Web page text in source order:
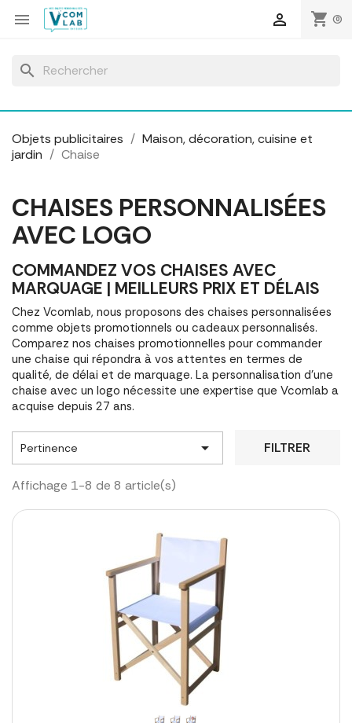
 shopping_cart (0)

search
Objets publicitaires
Maison, décoration, cuisine et
jardin
Chaise
CHAISES PERSONNALISÉES
AVEC LOGO
COMMANDEZ VOS CHAISES AVEC
MARQUAGE | MEILLEURS PRIX ET DÉLAIS
Chez Vcomlab, nous proposons des chaises personnalisées
comme objets promotionnels ou cadeaux personnalisés.
Comparez nos chaises promotionnelles pour commander
une chaise qui répondra à vos attentes en termes de
qualité, de délai et de marquage. La personnalisation d'une
chaise avec un logo nécessite une expertise que Vcomlab a
acquise depuis 27 ans.
Pertinence  FILTRER
Affichage 1-8 de 8 article(s)
Panneau de gestion des cookies